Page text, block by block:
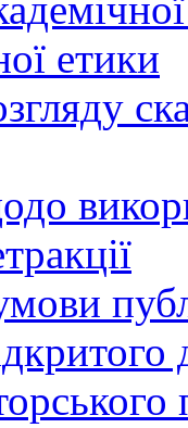
етики